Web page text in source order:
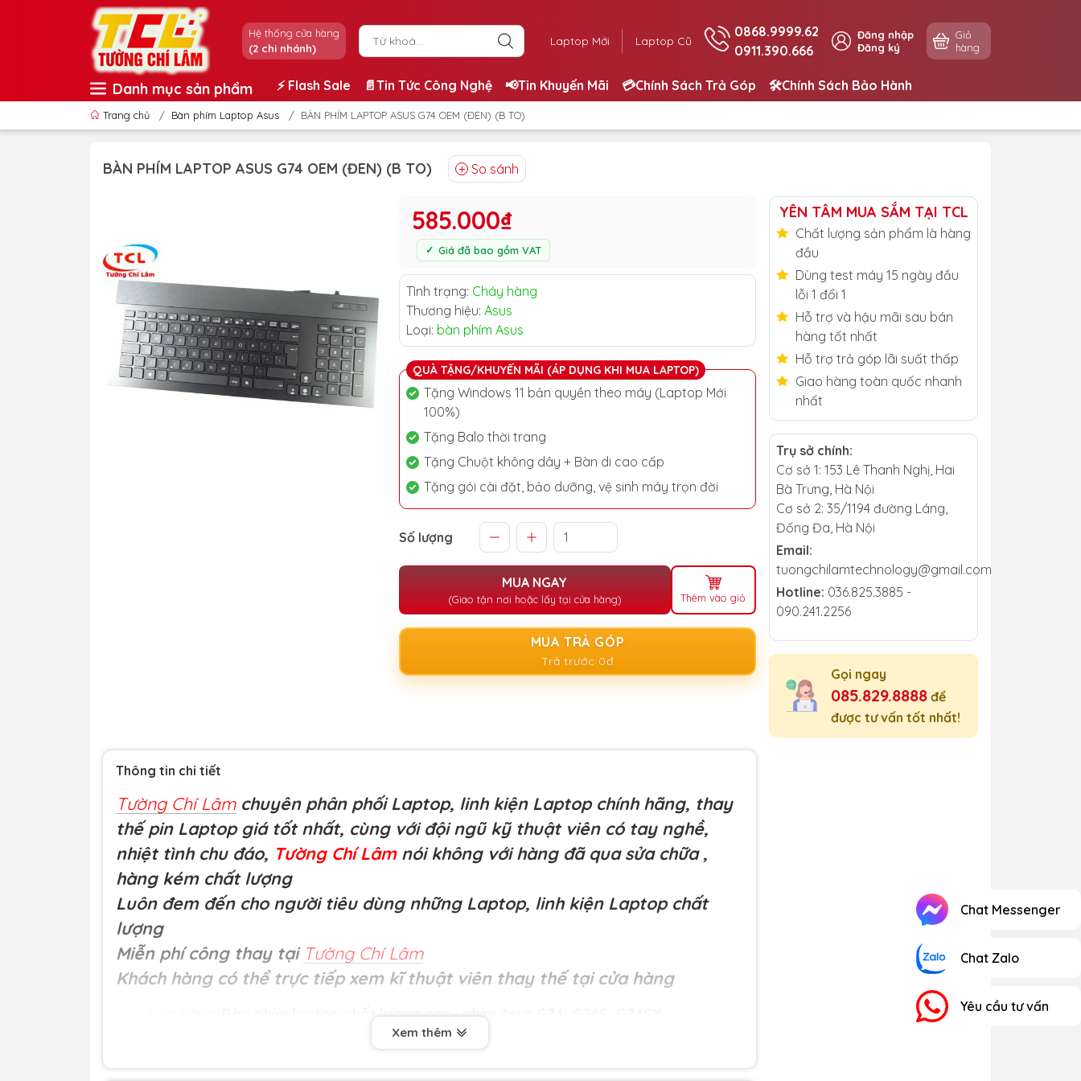
Hệ thống cửa hàng
(2 chi nhánh)
Laptop Mới Laptop Cũ
0868.9999.62
0911.390.666
Đăng nhập
Đăng ký
Giỏ
hàng
Danh mục sản phẩm ⚡️ Flash Sale 📄Tin Tức Công Nghệ 📢Tin Khuyến Mãi 💳Chính Sách Trả Góp 🛠️Chính Sách Bảo Hành
Trang chủ / Bàn phím Laptop Asus / BÀN PHÍM LAPTOP ASUS G74 OEM (ĐEN) (B TO)
BÀN PHÍM LAPTOP ASUS G74 OEM (ĐEN) (B TO) So sánh
585.000₫
Giá đã bao gồm VAT
Tình trạng: Cháy hàng
Thương hiệu: Asus
Loại: bàn phím Asus
QUÀ TẶNG/KHUYẾN MÃI (ÁP DỤNG KHI MUA LAPTOP)
Tặng Windows 11 bản quyền theo máy (Laptop Mới
100%)
Tặng Balo thời trang
Tặng Chuột không dây + Bàn di cao cấp
Tặng gói cài đặt, bảo dưỡng, vệ sinh máy trọn đời
Số lượng
MUA NGAY
(Giao tận nơi hoặc lấy tại cửa hàng) Thêm vào giỏ
MUA TRẢ GÓP
Trả trước 0đ
YÊN TÂM MUA SẮM TẠI TCL
Chất lượng sản phẩm là hàng
đầu
Dùng test máy 15 ngày đầu
lỗi 1 đổi 1
Hỗ trợ và hậu mãi sau bán
hàng tốt nhất
Hỗ trợ trả góp lãi suất thấp
Giao hàng toàn quốc nhanh
nhất
Trụ sở chính:
Cơ sở 1: 153 Lê Thanh Nghị, Hai
Bà Trưng, Hà Nội
Cơ sở 2: 35/1194 đường Láng,
Đống Đa, Hà Nội
Email:
tuongchilamtechnology@gmail.com
Hotline: 036.825.3885 -
090.241.2256
Gọi ngay
085.829.8888 để
được tư vấn tốt nhất!
Thông tin chi tiết
Tường Chí Lâm chuyên phân phối Laptop, linh kiện Laptop chính hãng, thay
thế pin Laptop giá tốt nhất, cùng với đội ngũ kỹ thuật viên có tay nghề,
nhiệt tình chu đáo, Tường Chí Lâm nói không với hàng đã qua sửa chữa ,
hàng kém chất lượng
Luôn đem đến cho người tiêu dùng những Laptop, linh kiện Laptop chất
lượng
Miễn phí công thay tại Tường Chí Lâm
Khách hàng có thể trực tiếp xem kĩ thuật viên thay thế tại cửa hàng
Bàn phím laptop chất lượng cao- phím Asus
Bảo hành và dịch vụ: Bảo hành dài hạn 6 tháng .1 đổi 1 ngay lập tức trong 6 tháng khi
phát sinh các lỗi của nhà sản xuất như liệt nút, loạn bàn phím, phím ấn lúc được lúc
Xem thêm
Chat Messenger
Chat Zalo
Yêu cầu tư vấn